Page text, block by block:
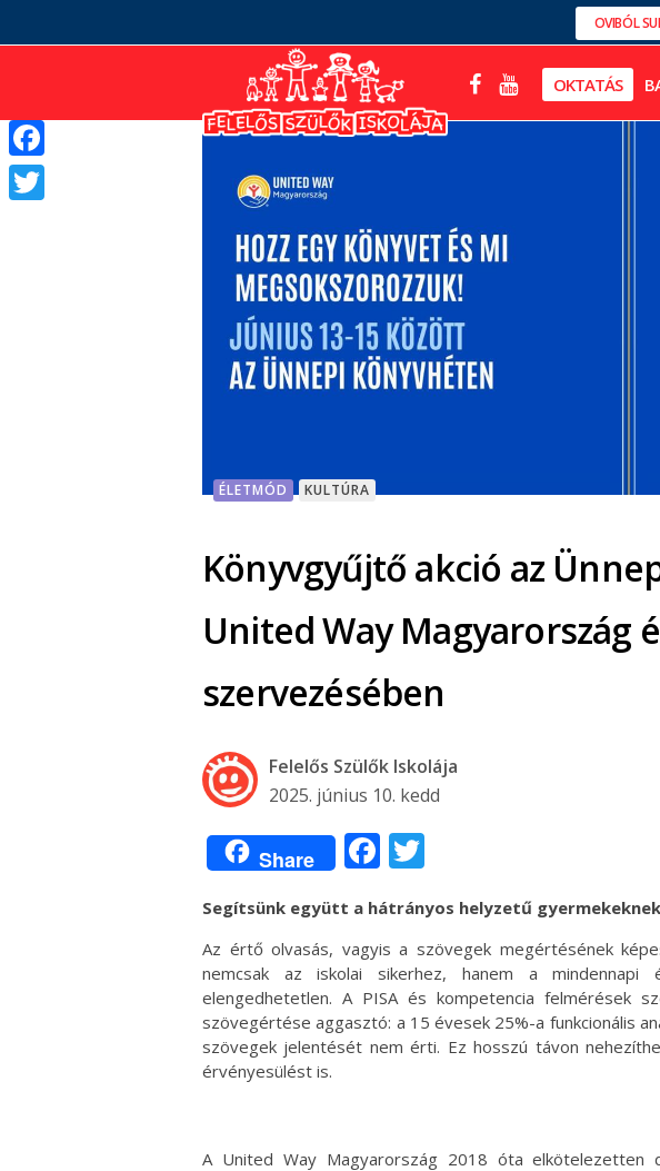
OVIBÓL
OKTATÁS
ÉLETMÓD KULTÚRA
Könyvgyűjtő akció az
United Way Magyarország
szervezésében
Felelős Szülők Iskolája
2025. június 10. kedd
Share Facebook
Segítsünk együtt a hátrányos helyzetű
Az értő olvasás, vagyis a szövegek megértésének
nemcsak az iskolai sikerhez, hanem a mindennapi
elengedhetetlen. A PISA és kompetencia felmérések
szövegértése aggasztó: a 15 évesek 25%-a funkcionális
szövegek jelentését nem érti. Ez hosszú távon
érvényesülést is.
A United Way Magyarország 2018 óta elkötelezetten
Facebook